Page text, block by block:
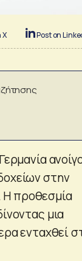
X Post on
στην
Η προθεσμία
μια
ενταχθεί